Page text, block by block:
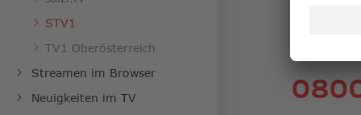
STV1
TV1 Oberösterreich
Streamen im Browser
Neuigkeiten im TV